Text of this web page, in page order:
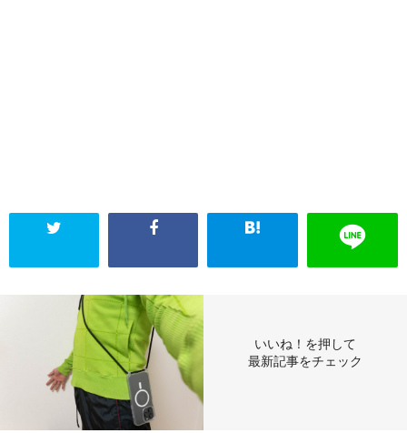
いいね！を押して
最新記事をチェック